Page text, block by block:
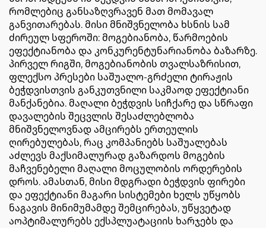
რომლებიც განსაზღვრავენ მათ მომავალ
განვითარებას. მისი მნიშვნელობა ხსნის სამ
ძირეულ სფეროში: მოგებიანობა, წარმოების
ეფექტიანობა და კონკურენტუნარიანობა ბაზარზე.
პირველ რიგში, მოგებიანობის თვალსაზრისით,
ფლექსო პრესები საშუალო-გრძელი ტირაჟის
ბეჭდვისთვის განკუთვნილი საკმაოდ ეფექტიანი
მანქანებია. მაღალი ბეჭდვის სიჩქარე და სწრაფი
დავალების შეცვლის შესაძლებლობა
მნიშვნელოვნად ამცირებს ერთეულის
ღირებულებას, რაც კომპანიებს საშუალებას
აძლევს მაქსიმალურად გაზარდოს მოგების
მაჩვენებელი მაღალი მოცულობის ორდერების
დროს. ამასთან, მისი მდგრადი ბეჭდვის ფირები
და ეფექტიანი მაგარი სისტემები ხელს უწყობს
ნაგავის მინიმუმამდე შემცირებას, უწყვეტად
აოპტიმალურებს ექსპლუატაციის ხარჯებს და